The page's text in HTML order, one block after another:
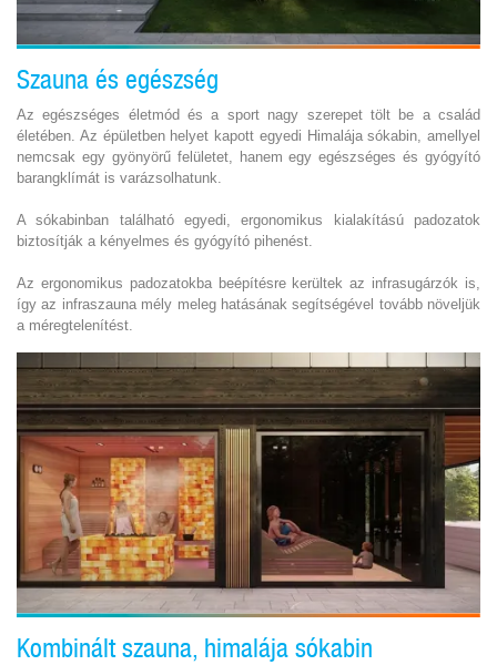
Szauna és egészség
Az egészséges életmód és a sport nagy szerepet tölt be a család
életében. Az épületben helyet kapott egyedi Himalája sókabin, amellyel
nemcsak egy gyönyörű felületet, hanem egy egészséges és gyógyító
barangklímát is varázsolhatunk.
A sókabinban található egyedi, ergonomikus kialakítású padozatok
biztosítják a kényelmes és gyógyító pihenést.
Az ergonomikus padozatokba beépítésre kerültek az infrasugárzók is,
így az infraszauna mély meleg hatásának segítségével tovább növeljük
a méregtelenítést.
Kombinált szauna, himalája sókabin